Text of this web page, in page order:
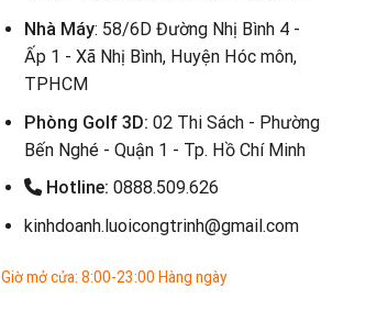
Nhà Máy: 58/6D Đường Nhị Bình 4 -
Ấp 1 - Xã Nhị Bình, Huyện Hóc môn,
TPHCM
Phòng Golf 3D:02 Thi Sách - Phường
Bến Nghé - Quận 1 - Tp. Hồ Chí Minh
Hotline: 0888.509.626
kinhdoanh.luoicongtrinh@gmail.com
Giờ mở cửa: 8:00-23:00 Hàng ngày